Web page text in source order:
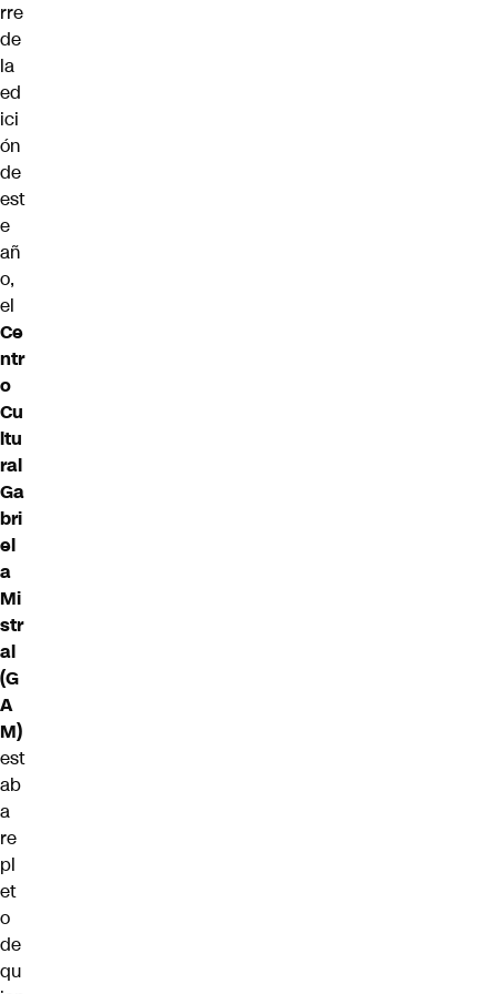
rre
de
la
ed
ici
ón
de
est
e
añ
o,
el
Ce
ntr
o
Cu
ltu
ral
Ga
bri
el
a
Mi
str
al
(G
A
M)
est
ab
a
re
pl
et
o
de
qu